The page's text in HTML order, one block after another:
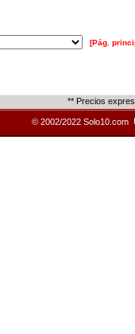
[Pág.
** Precios
© 2002/2022 Solo10.com